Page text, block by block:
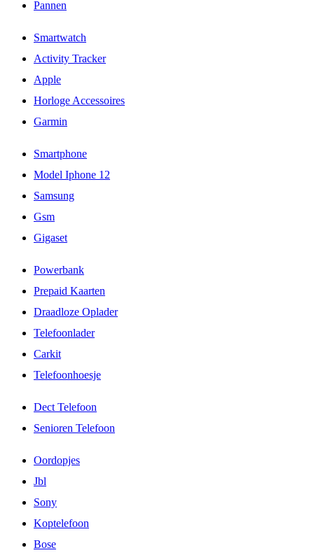
Pannen
Smartwatch
Activity Tracker
Apple
Horloge Accessoires
Garmin
Smartphone
Model Iphone 12
Samsung
Gsm
Gigaset
Powerbank
Prepaid Kaarten
Draadloze Oplader
Telefoonlader
Carkit
Telefoonhoesje
Dect Telefoon
Senioren Telefoon
Oordopjes
Jbl
Sony
Koptelefoon
Bose